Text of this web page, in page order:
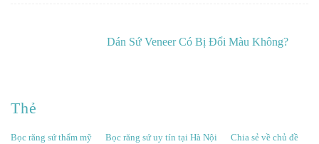
Dán Sứ Veneer Có Bị Đổi Màu Không?
Thẻ
Bọc răng sứ thẩm mỹ Bọc răng sứ uy tín tại Hà Nội
Chia sẻ về chủ đề